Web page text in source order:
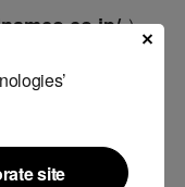
site
）
ディングス
・事業活動の管理